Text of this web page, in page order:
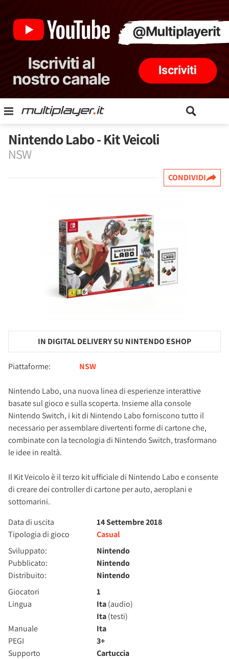
Nintendo Labo - Kit Veicoli
NSW
CONDIVIDI
IN DIGITAL DELIVERY SU NINTENDO ESHOP
Piattaforme: NSW
Nintendo Labo, una nuova linea di esperienze interattive
basate sul gioco e sulla scoperta. Insieme alla console
Nintendo Switch, i kit di Nintendo Labo forniscono tutto il
necessario per assemblare divertenti forme di cartone che,
combinate con la tecnologia di Nintendo Switch, trasformano
le idee in realtà.
Il Kit Veicolo è il terzo kit ufficiale di Nintendo Labo e consente
di creare dei controller di cartone per auto, aeroplani e
sottomarini.
Data di uscita
14 Settembre 2018
Tipologia di gioco
Casual
Sviluppato:
Nintendo
Pubblicato:
Nintendo
Distribuito:
Nintendo
Giocatori
1
Lingua
Ita(audio)
Ita(testi)
Manuale
Ita
PEGI
3+
Supporto
Cartuccia